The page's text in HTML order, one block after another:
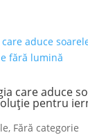
care aduce
pentru
, Fără categorie